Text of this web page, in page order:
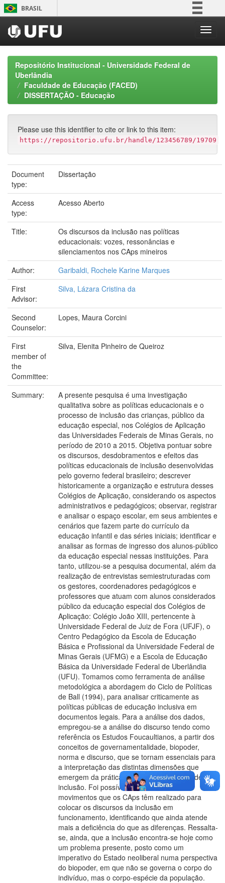
Skip
navigation
BRASIL
Participe
Acesso à informação
Repositório Institucional - Universidade Federal de
Uberlândia
Faculdade de Educação (FACED)
DISSERTAÇÃO - Educação
Please use this identifier to cite or link to this item:
https://repositorio.ufu.br/handle/123456789/19709
Document
type:
Dissertação
Access
type:
Acesso Aberto
Title:
Os discursos da inclusão nas políticas
educacionais: vozes, ressonâncias e
silenciamentos nos CAps mineiros
Author:
Garibaldi, Rochele Karine Marques
First
Advisor:
Silva, Lázara Cristina da
Second
Counselor:
Lopes, Maura Corcini
First
member of
the
Committee:
Silva, Elenita Pinheiro de Queiroz
Summary:
A presente pesquisa é uma investigação
qualitativa sobre as políticas educacionais e o
processo de inclusão das crianças, público da
educação especial, nos Colégios de Aplicação
das Universidades Federais de Minas Gerais, no
período de 2010 a 2015. Objetiva pontuar sobre
os discursos, desdobramentos e efeitos das
políticas educacionais de inclusão desenvolvidas
pelo governo federal brasileiro; descrever
historicamente a organização e estrutura desses
Colégios de Aplicação, considerando os aspectos
administrativos e pedagógicos; observar, registrar
e analisar o espaço escolar, em seus ambientes e
cenários que fazem parte do currículo da
educação infantil e das séries iniciais; identificar e
analisar as formas de ingresso dos alunos-público
da educação especial nessas instituições. Para
tanto, utilizou-se a pesquisa documental, além da
realização de entrevistas semiestruturadas com
os gestores, coordenadores pedagógicos e
professores que atuam com alunos considerados
público da educação especial dos Colégios de
Aplicação: Colégio João XIII, pertencente à
Universidade Federal de Juiz de Fora (UFJF), o
Centro Pedagógico da Escola de Educação
Básica e Profissional da Universidade Federal de
Minas Gerais (UFMG) e a Escola de Educação
Básica da Universidade Federal de Uberlândia
(UFU). Tomamos como ferramenta de análise
metodológica a abordagem do Ciclo de Políticas
de Ball (1994), para analisar criticamente as
políticas públicas de educação inclusiva em
documentos legais. Para a análise dos dados,
empregou-se a análise do discurso tendo como
referência os Estudos Foucaultianos, a partir dos
conceitos de governamentalidade, biopoder,
norma e discurso, que se tornam essenciais para
a interpretação das distintas dimensões que
emergem da prática das políticas públicas de
inclusão. Foi possível conhecer sobre os
movimentos que os CAps têm realizado para
colocar os discursos da inclusão em
funcionamento, identificando que ainda atende
mais a deficiência do que as diferenças. Ressalta-
se, ainda, que a inclusão encontra-se hoje como
um problema presente, posto como um
imperativo do Estado neoliberal numa perspectiva
do biopoder, em que não se governa o corpo do
indivíduo, mas o corpo-espécie da população.